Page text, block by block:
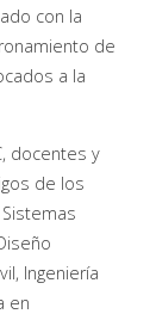
con la
de
a la
docentes y
de los
Ingeniería
en